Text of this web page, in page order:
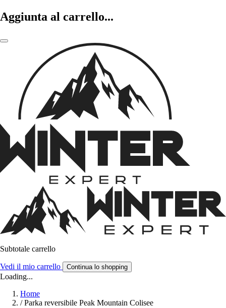
Aggiunta al carrello...
Subtotale carrello
Vedi il mio carrello Continua lo shopping
Loading...
Home
/ Parka reversibile Peak Mountain Colisee